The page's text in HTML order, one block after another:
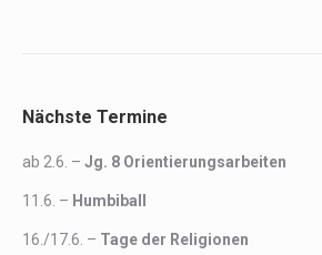
Nächste Termine
ab 2.6. – Jg. 8 Orientierungsarbeiten
11.6. – Humbiball
16./17.6. – Tage der Religionen